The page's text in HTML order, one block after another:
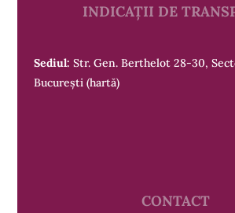
INDICAȚII DE
Sediul: Str. Gen. Berthelot 28-30,
București(hartă)
CONTACT